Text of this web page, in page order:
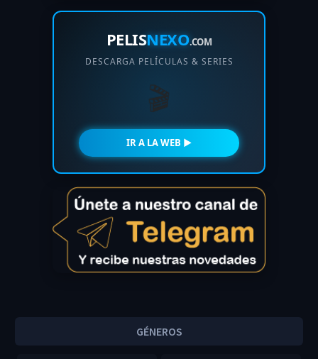
PELISNEXO.COM
DESCARGA PELÍCULAS & SERIES
🎬
IR A LA WEB ►
GÉNEROS